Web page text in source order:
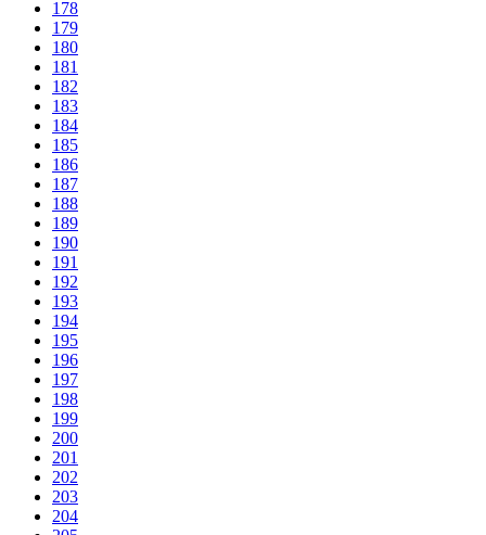
178
179
180
181
182
183
184
185
186
187
188
189
190
191
192
193
194
195
196
197
198
199
200
201
202
203
204